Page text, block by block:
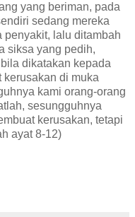
yang beriman, pada
sedang mereka
penyakit, lalu ditambah
siksa yang pedih,
dikatakan kepada
kerusakan di muka
kami orang-orang
sesungguhnya
kerusakan, tetapi
ayat 8-12)